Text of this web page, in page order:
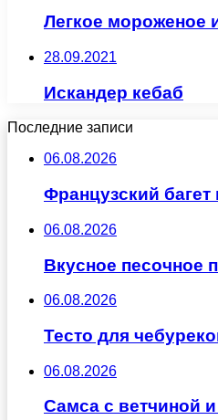
Легкое мороженое
28.09.2021
Искандер кебаб
Последние записи
06.08.2026
Французский багет
06.08.2026
Вкусное песочное
06.08.2026
Тесто для
06.08.2026
Самса с ветчиной